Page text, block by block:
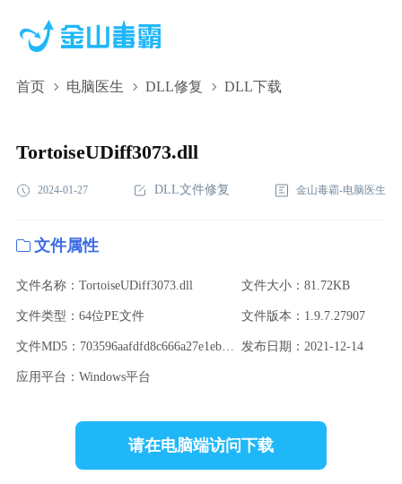
首页 电脑医生 DLL修复 DLL下载
TortoiseUDiff3073.dll,TortoiseUDiff3073.dll下
TortoiseUDiff3073.dll
2024-01-27 DLL文件修复 金山毒霸-电脑医生
文件属性
文件名称：TortoiseUDiff3073.dll 文件大小：81.72KB
文件类型：64位PE文件 文件版本：1.9.7.27907
文件MD5：703596aafdfd8c666a27e1ebb632071c 发布日期：2021-12-14
应用平台：Windows平台
请在电脑端访问下载